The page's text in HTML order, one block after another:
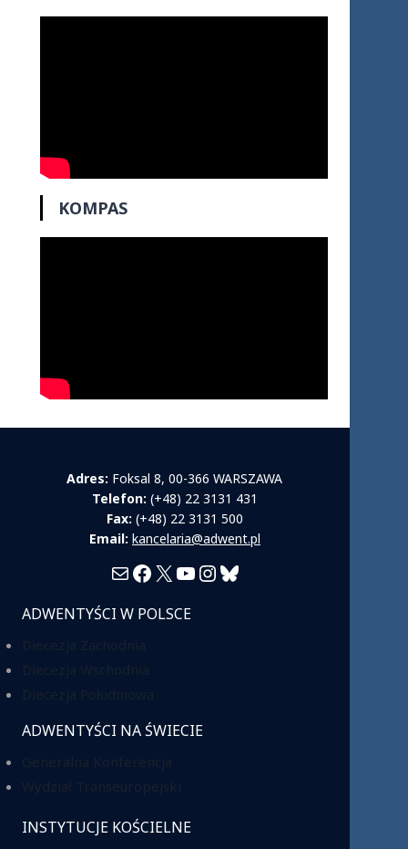
KOMPAS
Adres: Foksal 8, 00-366 WARSZAWA
Telefon: (+48) 22 3131 431
Fax: (+48) 22 3131 500
Email: kancelaria@adwent.pl
MailFacebook
X YouTube
Instagram
Bluesky
ADWENTYŚCI W POLSCE
ADWENTYŚCI NA ŚWIECIE
INSTYTUCJE KOŚCIELNE